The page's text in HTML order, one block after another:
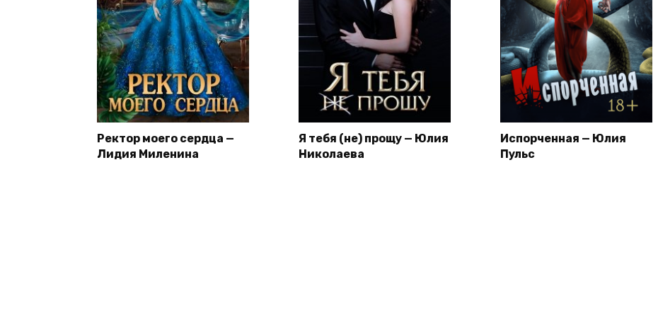
Ректор моего сердца —
Лидия Миленина
Я тебя (не) прощу — Юлия
Николаева
Испорченная — Юлия
Пульс